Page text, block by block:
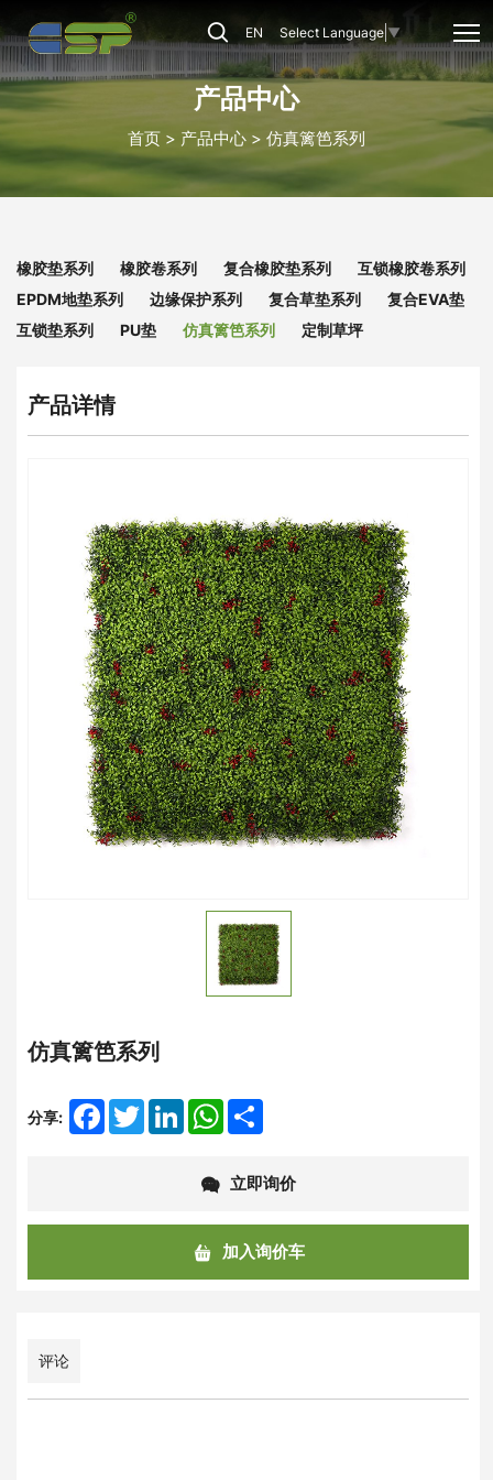
EN Select Language ▼
仿
真
篱
笆
系
列
产品中心
首页 产品中心 仿真篱笆系列
橡胶垫系列 橡胶卷系列 复合橡胶垫系列
互锁橡胶卷系列
EPDM地垫系列
边缘保护系列 复合草垫系列
复合EVA垫
互锁垫系列
PU垫 仿真篱笆系列 定制草坪
产品详情
仿真篱笆系列
分享: Facebook
TwitterLinkedInWhatsApp
立即询价
加入询价车
评论